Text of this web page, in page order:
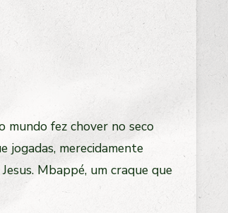
mundo fez chover no seco
jogadas, merecidamente
Mbappé, um craque que